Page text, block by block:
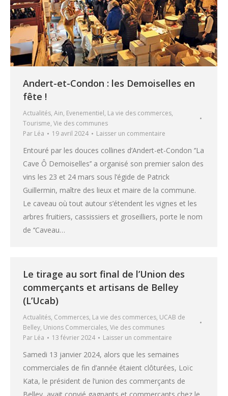
Andert-et-Condon : les Demoiselles en
fête !
Actualités, Ain, Evenementiel, La vie des commerces,
Tourisme, Vie des communes
Par Léa 19 avril 2024 Laisser un commentaire
Entouré par les douces collines d’Andert-et-Condon ‘’La
Cave Ô Demoiselles’’ a organisé son premier salon des
vins les 23 et 24 mars sous l’égide de Patrick
Guillermin, maître des lieux et maire de la commune.
Le caveau où tout autour s’étendent les vignes et les
arbres fruitiers, cassissiers et groseilliers, porte le nom
de ‘‘Caveau…
Le tirage au sort final de l’Union des
commerçants et artisans de Belley
(L’Ucab)
Actualités, Commerces, La vie des commerces, UCAB de
Belley, Unions Commerciales, Vie des communes
Par Léa 13 février 2024 Laisser un commentaire
Samedi 13 janvier 2024, alors que les semaines
commerciales de fin d’année étaient clôturées, Loïc
Kata, le président de l’union des commerçants de